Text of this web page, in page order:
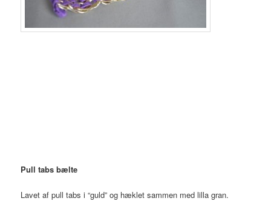
Pull tabs bælte
Lavet af pull tabs i “guld” og hæklet sammen med lilla gran.